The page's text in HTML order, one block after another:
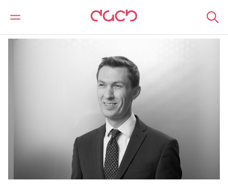
DAC Beachcroft Notre Équipe